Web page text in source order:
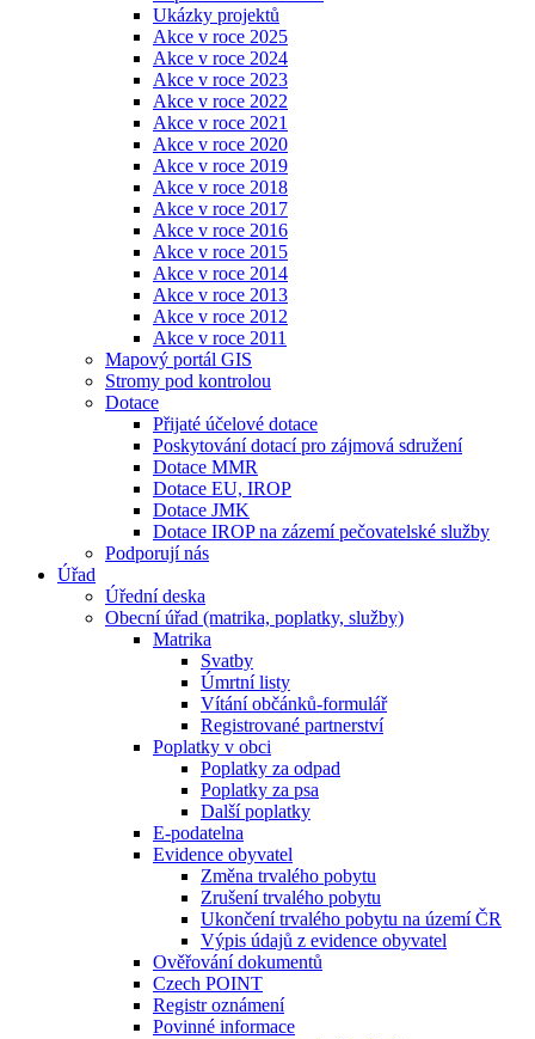
Ukázky projektů
Akce v roce 2025
Akce v roce 2024
Akce v roce 2023
Akce v roce 2022
Akce v roce 2021
Akce v roce 2020
Akce v roce 2019
Akce v roce 2018
Akce v roce 2017
Akce v roce 2016
Akce v roce 2015
Akce v roce 2014
Akce v roce 2013
Akce v roce 2012
Akce v roce 2011
Mapový portál GIS
Stromy pod kontrolou
Dotace
Přijaté účelové dotace
Poskytování dotací pro zájmová sdružení
Dotace MMR
Dotace EU, IROP
Dotace JMK
Dotace IROP na zázemí pečovatelské služby
Podporují nás
Úřad
Úřední deska
Obecní úřad (matrika, poplatky, služby)
Matrika
Svatby
Úmrtní listy
Vítání občánků-formulář
Registrované partnerství
Poplatky v obci
Poplatky za odpad
Poplatky za psa
Další poplatky
E-podatelna
Evidence obyvatel
Změna trvalého pobytu
Zrušení trvalého pobytu
Ukončení trvalého pobytu na území ČR
Výpis údajů z evidence obyvatel
Ověřování dokumentů
Czech POINT
Registr oznámení
Povinné informace